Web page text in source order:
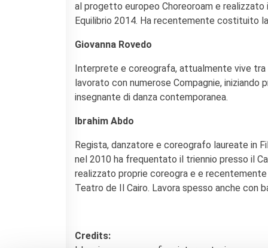
al progetto europeo Choreoroam e
Equilibrio 2014. Ha recentemente costituito
Giovanna Rovedo
Interprete e coreografa, attualmente vive tra
lavorato con numerose Compagnie,
insegnante di danza contemporanea.
Ibrahim Abdo
Regista, danzatore e coreografo laureate in
nel 2010 ha frequentato il triennio presso il
realizzato proprie coreogra e e
Teatro de Il Cairo. Lavora spesso anche con
Credits: